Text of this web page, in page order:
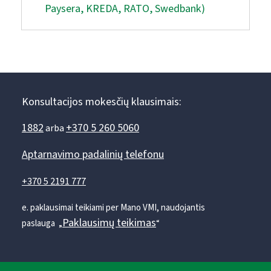
Paysera, KREDA, RATO, Swedbank)
Konsultacijos mokesčių klausimais:
1882arba+370 5 260 5060
Aptarnavimo padalinių telefonu
+370 5 2191 777
e. paklausimai teikiami per Mano VMI, naudojantis
paslauga „Paklausimų teikimas“